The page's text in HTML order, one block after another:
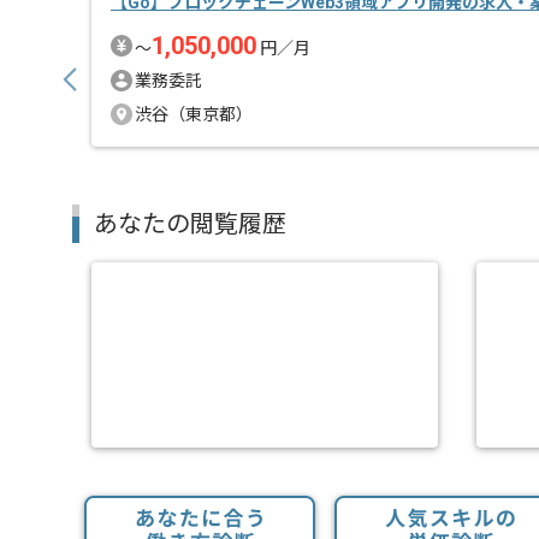
〜1,050,000 円／月
業務委託
渋谷（東京都）
あなたの閲覧履歴